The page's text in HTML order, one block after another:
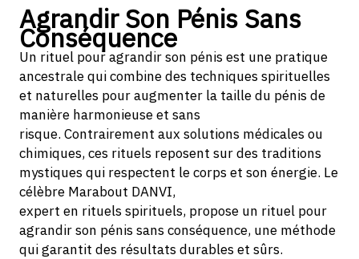
Agrandir Son Pénis Sans
Conséquence
Un rituel pour agrandir son pénis est une pratique
ancestrale qui combine des techniques spirituelles
et naturelles pour augmenter la taille du pénis de
manière harmonieuse et sans
risque. Contrairement aux solutions médicales ou
chimiques, ces rituels reposent sur des traditions
mystiques qui respectent le corps et son énergie. Le
célèbre Marabout DANVI,
expert en rituels spirituels, propose un rituel pour
agrandir son pénis sans conséquence, une méthode
qui garantit des résultats durables et sûrs.